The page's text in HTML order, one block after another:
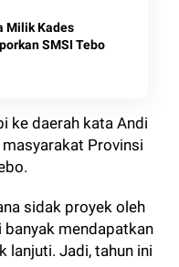
Milik Kades
SMSI Tebo
ke daerah kata Andi
Provinsi
sidak proyek oleh
banyak mendapatkan
lanjuti. Jadi, tahun ini